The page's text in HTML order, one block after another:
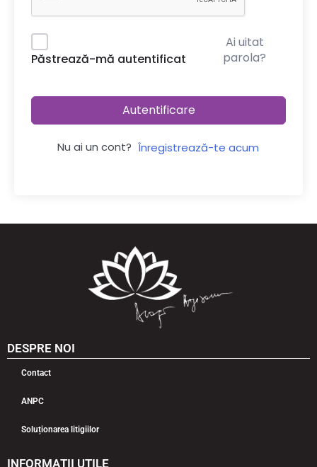
Păstrează-mă autentificat
Ai uitat
parola?
Autentificare
Nu ai un cont? Înregistrează-te acum
DESPRE NOI
Contact
ANPC
Soluționarea litigiilor
INFORMAȚII UTILE